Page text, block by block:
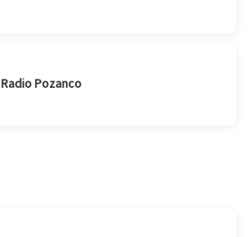
Radio Pozanco